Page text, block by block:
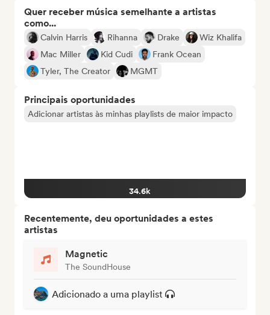
Quer receber música semelhante a artistas
como...
Calvin Harris Rihanna Drake
Wiz Khalifa
Mac Miller
Kid Cudi
Frank Ocean
Tyler, The Creator
MGMT
Principais oportunidades
Adicionar artistas às minhas playlists de maior impacto
34.6k
Recentemente, deu oportunidades a estes
artistas
Magnetic
The SoundHouse
Adicionado a uma playlist